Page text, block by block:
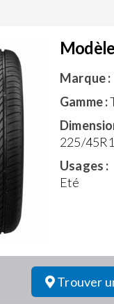
Marque :
Gamme :
225/
Usages :
Eté
Trouver